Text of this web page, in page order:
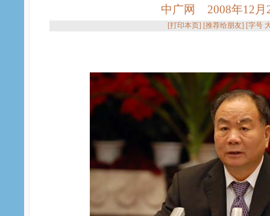
中广网 2008年12月
[打印本页] [推荐给朋友] [字号